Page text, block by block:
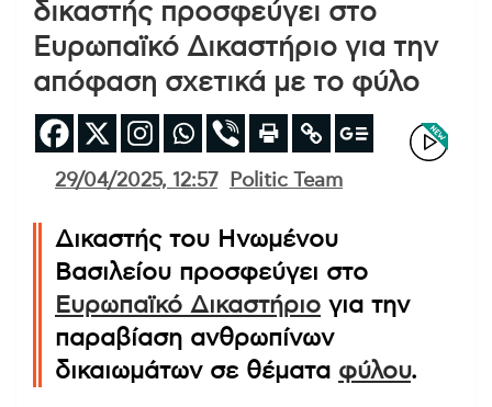
δικαστής προσφεύγει στο
Ευρωπαϊκό Δικαστήριο για την
απόφαση σχετικά με το φύλο
29/04/2025, 12:57 Politic Team
Δικαστής του Ηνωμένου
Βασιλείου προσφεύγει στο
Ευρωπαϊκό Δικαστήριο για την
παραβίαση ανθρωπίνων
δικαιωμάτων σε θέματα φύλου.